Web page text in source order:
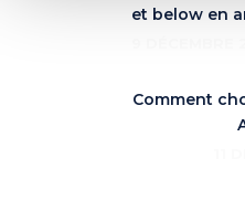
et below en
Comment